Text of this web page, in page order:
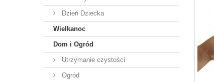
Dzień Dziecka
Wielkanoc
Dom i Ogród
Utrzymanie czystości
Ogród